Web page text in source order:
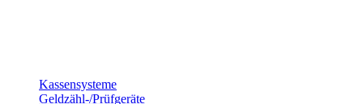
Kassensysteme
Geldzähl-/Prüfgeräte